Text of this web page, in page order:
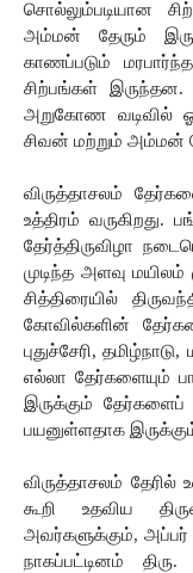
சொல்லும்படியான
அம்மன் தேரும்
காணப்படும்
சிற்பங்கள் இருந்தன.
அறுகோண வடிவில்
சிவன் மற்றும் அம்மன்
விருத்தாசலம்
உத்திரம் வருகிறது.
தேர்த்திருவிழா
முடிந்த அளவு
சித்திரையில்
கோவில்களின்
புதுச்சேரி,
எல்லா தேர்களையும்
இருக்கும்
பயனுள்ளதாக
விருத்தாசலம்
கூறி உதவிய
அவர்களுக்கும், அப்பர்
நாகப்பட்டினம்